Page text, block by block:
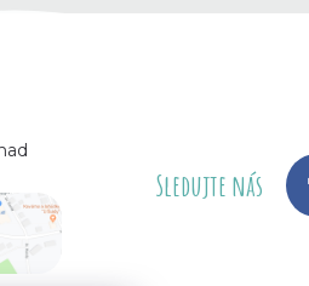
Sledujte nás